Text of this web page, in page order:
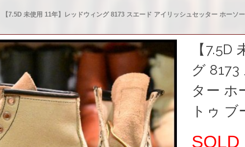
【7.5D 未使用 11年】レッドウィング 8173 スエード アイリッシュセッター ホー
【7.5D
グ
ター ホ
トゥ
SOLD